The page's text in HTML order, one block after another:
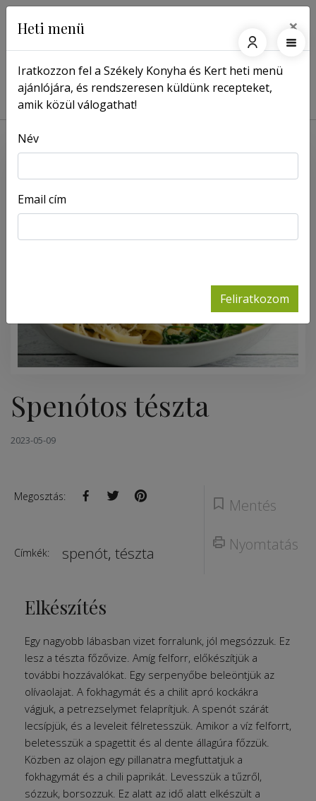
Főoldal Receptek Spenótos tészta
Spenótos tészta
2023-05-09
Mentés
Nyomtatás
Megosztás:
Címkék: spenót, tészta
Elkészítés
Egy nagyobb lábasban vizet forralunk, jól megsózzuk. Ez
lesz a tészta főzővize. Amíg felforr, előkészítjük a
további hozzávalókat. Egy serpenyőbe beleöntjük az
olívaolajat. A fokhagymát és a chilit apró kockákra
vágjuk, a petrezselymet felaprítjuk. A spenót szárát
lecsípjük, és a leveleit félretesszük. Amikor a víz felforrt,
beletesszük a spagettit és al dente állagúra főzzük.
Közben az olajon egy pillanatra megfuttatjuk a
fokhagymát és a chili paprikát. Levesszük a tűzről,
sózzuk, borsozzuk. Ez alatt az idő alatt elkészült a
Heti menü ×
Iratkozzon fel a Székely Konyha és Kert heti menü
ajánlójára, és rendszeresen küldünk recepteket,
amik közül válogathat!
Név
Email cím
Feliratkozom